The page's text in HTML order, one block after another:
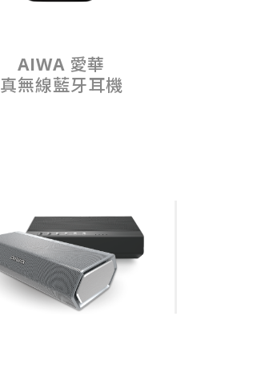
AIWA 愛華
真無線藍牙耳機